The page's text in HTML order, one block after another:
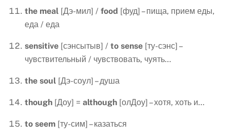
the meal [Дэ-мил] / food [фуд] – пища, прием еды,
еда / еда
sensitive [сэнсытыв] / to sense [ту-сэнс] –
чувствительный / чувствовать, чуять…
the soul [Дэ-соул] – душа
though [Доу] = although [олДоу] – хотя, хоть и…
to seem [ту-сим] – казаться